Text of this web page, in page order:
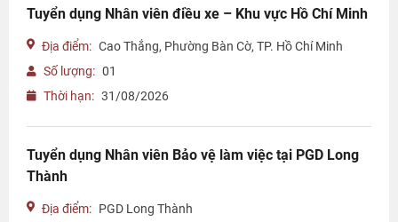
Tuyển dụng Nhân viên điều xe – Khu vực Hồ Chí Minh
Địa điểm: Cao Thắng, Phường Bàn Cờ, TP. Hồ Chí Minh
Số lượng: 01
Thời hạn: 31/08/2026
Tuyển dụng Nhân viên Bảo vệ làm việc tại PGD Long
Thành
Địa điểm: PGD Long Thành